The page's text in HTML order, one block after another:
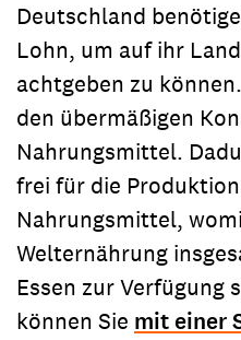
Deutschland
Lohn, um auf ihr
achtgeben zu
den übermäßigen
Nahrungsmittel.
frei für die
Nahrungsmittel,
Welternährung
Essen zur Verfügung
können Sie mit einer